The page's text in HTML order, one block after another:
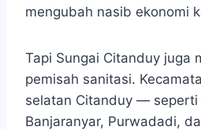
mengubah nasib ekonomi
Tapi Sungai Citanduy juga
pemisah sanitasi.
selatan Citanduy — seperti
Banjaranyar, Purwadadi,